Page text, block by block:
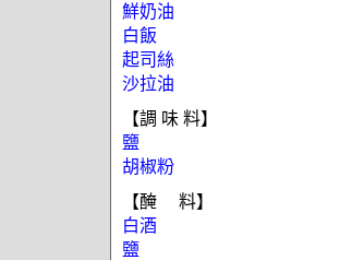
鮮奶油
白飯
起司絲
沙拉油
【調 味 料】
鹽
胡椒粉
【醃 料】
白酒
鹽